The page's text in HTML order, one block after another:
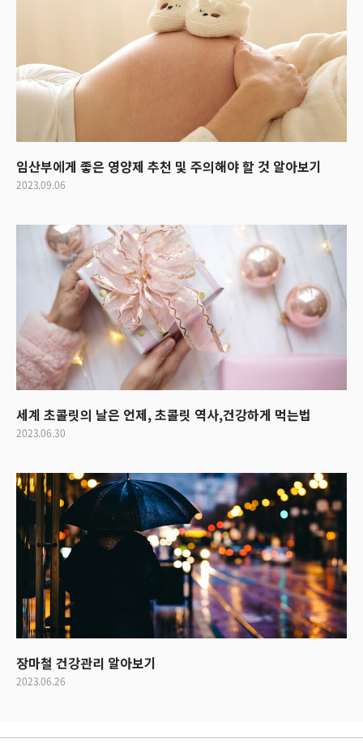
임산부에게 좋은 영양제 추천 및 주의해야 할 것 알아보기
2023.09.06
세계 초콜릿의 날은 언제, 초콜릿 역사,건강하게 먹는법
2023.06.30
장마철 건강관리 알아보기
2023.06.26